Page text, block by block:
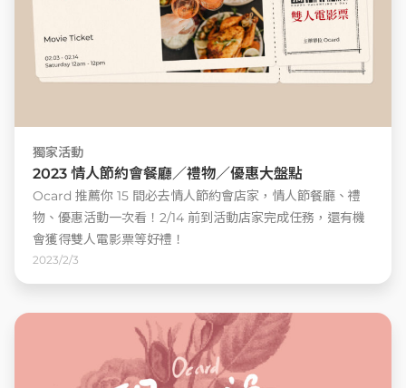
獨家活動
2023 情人節約會餐廳／禮物／優惠大盤點
Ocard 推薦你 15 間必去情人節約會店家，情人節餐廳、禮
物、優惠活動一次看！2/14 前到活動店家完成任務，還有機
會獲得雙人電影票等好禮！
2023/2/3